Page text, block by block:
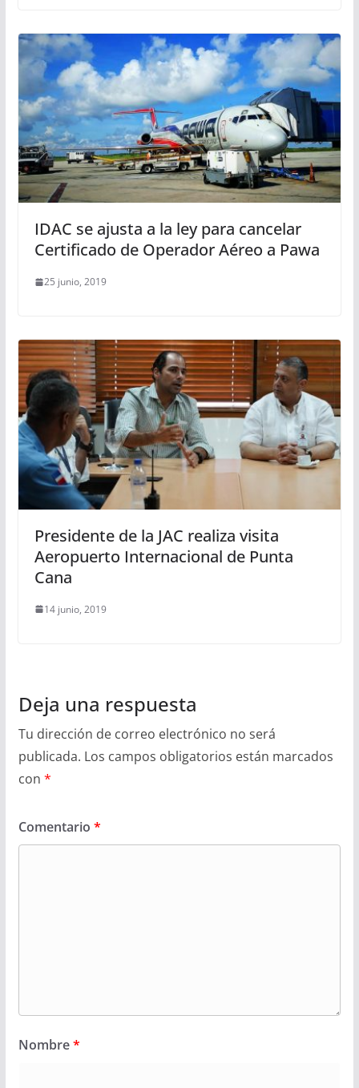
IDAC se ajusta a la ley para cancelar
Certificado de Operador Aéreo a Pawa
25 junio, 2019
Presidente de la JAC realiza visita
Aeropuerto Internacional de Punta
Cana
14 junio, 2019
Deja una respuesta
Tu dirección de correo electrónico no será
publicada. Los campos obligatorios están marcados
con *
Comentario *
Nombre*